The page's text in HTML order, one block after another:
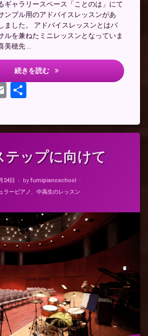
ギャラリースペース「ことのは」にて
ンブル用のアドバイスレッスンがあ
ました。 アドバイスレッスンとはバ
ルを兼ねたミニレッスンとなっていま
美穂先 …
続きを読む アドバイスレッスン
Email
テップに向けて
24日
Updated on 2021年3月23日
by fumipianoschool
ラーピアノ 、 中高生のレッスン